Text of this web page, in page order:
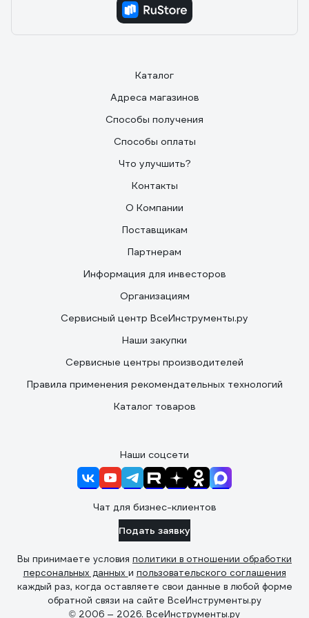
Каталог
Адреса магазинов
Способы получения
Способы оплаты
Что улучшить?
Контакты
О Компании
Поставщикам
Партнерам
Информация для инвесторов
Организациям
Сервисный центр ВсеИнструменты.ру
Наши закупки
Сервисные центры производителей
Правила применения рекомендательных технологий
Каталог товаров
Наши соцсети
Чат для бизнес-клиентов
Подать заявку
Вы принимаете условия политики в отношении обработки
персональных данных и пользовательского соглашения
каждый раз, когда оставляете свои данные в любой форме
обратной связи на сайте ВсеИнструменты.ру
© 2006 — 2026. ВсеИнструменты.ру